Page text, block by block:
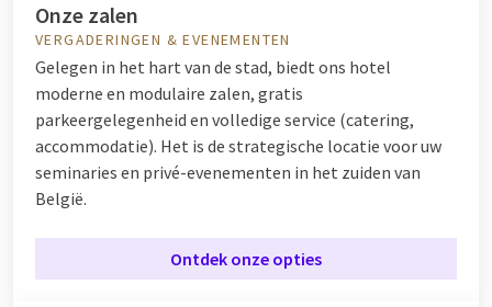
Onze zalen
VERGADERINGEN & EVENEMENTEN
Gelegen in het hart van de stad, biedt ons hotel
moderne en modulaire zalen, gratis
parkeergelegenheid en volledige service (catering,
accommodatie). Het is de strategische locatie voor uw
seminaries en privé-evenementen in het zuiden van
België.
Ontdek onze opties